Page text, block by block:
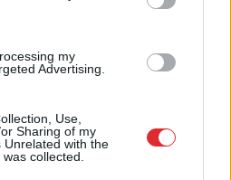
my
Advertising.
Use,
Sharing of my
Unrelated with the
collected.
ceļiem:
lai neatrodi
auto